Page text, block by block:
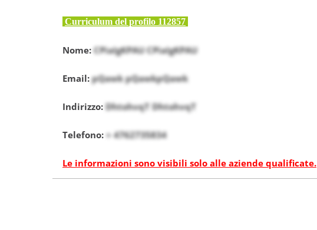
Curriculum del profilo 112857
Nome:CPiaIgKPAU CPiaIgKPAU
Email:pQawk pQawkpQawk
Indirizzo: DhtohvqT DhtohvqT
Telefono: + 4762735834
Le informazioni sono visibili solo alle aziende qualificate.